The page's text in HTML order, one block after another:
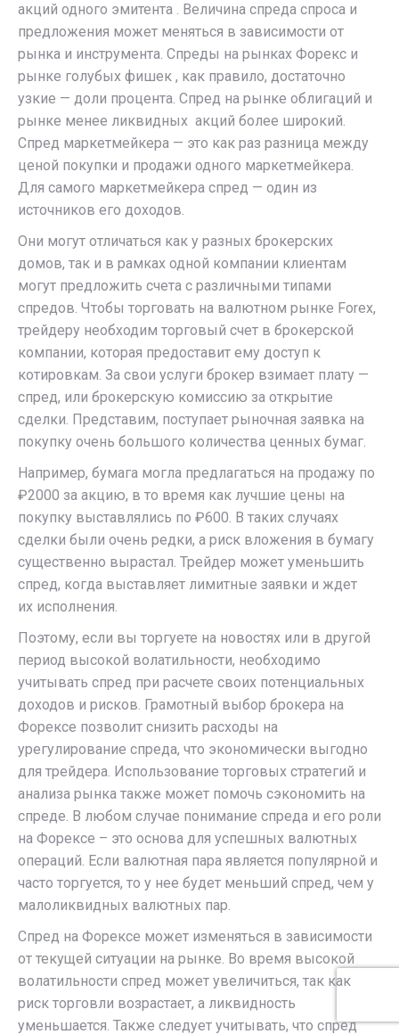
акций одного эмитента . Величина спреда спроса и
предложения может меняться в зависимости от
рынка и инструмента. Спреды на рынках Форекс и
рынке голубых фишек , как правило, достаточно
узкие — доли процента. Спред на рынке облигаций и
рынке менее ликвидных акций более широкий.
Спред маркетмейкера — это как раз разница между
ценой покупки и продажи одного маркетмейкера.
Для самого маркетмейкера спред — один из
источников его доходов.
Они могут отличаться как у разных брокерских
домов, так и в рамках одной компании клиентам
могут предложить счета с различными типами
спредов. Чтобы торговать на валютном рынке Forex,
трейдеру необходим торговый счет в брокерской
компании, которая предоставит ему доступ к
котировкам. За свои услуги брокер взимает плату —
спред, или брокерскую комиссию за открытие
сделки. Представим, поступает рыночная заявка на
покупку очень большого количества ценных бумаг.
Например, бумага могла предлагаться на продажу по
₽2000 за акцию, в то время как лучшие цены на
покупку выставлялись по ₽600. В таких случаях
сделки были очень редки, а риск вложения в бумагу
существенно вырастал. Трейдер может уменьшить
спред, когда выставляет лимитные заявки и ждет
их исполнения.
Поэтому, если вы торгуете на новостях или в другой
период высокой волатильности, необходимо
учитывать спред при расчете своих потенциальных
доходов и рисков. Грамотный выбор брокера на
Форексе позволит снизить расходы на
урегулирование спреда, что экономически выгодно
для трейдера. Использование торговых стратегий и
анализа рынка также может помочь сэкономить на
спреде. В любом случае понимание спреда и его роли
на Форексе – это основа для успешных валютных
операций. Если валютная пара является популярной и
часто торгуется, то у нее будет меньший спред, чем у
малоликвидных валютных пар.
Спред на Форексе может изменяться в зависимости
от текущей ситуации на рынке. Во время высокой
волатильности спред может увеличиться, так как
риск торговли возрастает, а ликвидность
уменьшается. Также следует учитывать, что спред